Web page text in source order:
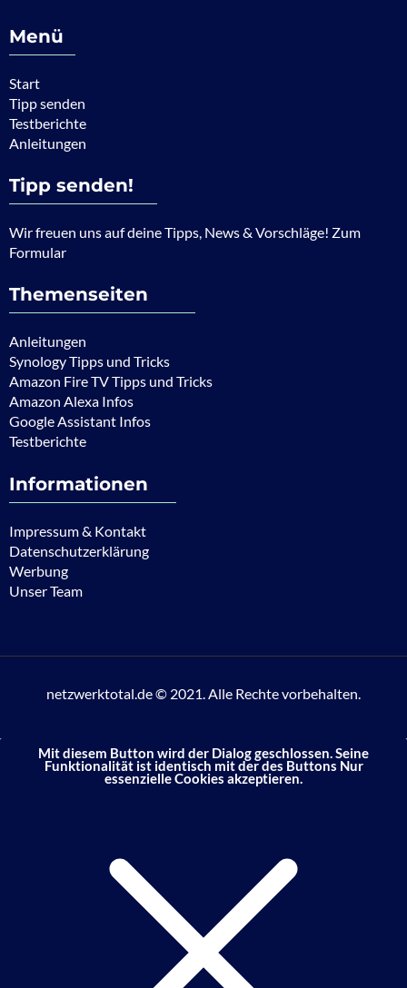
Menü
Start
Tipp senden
Testberichte
Anleitungen
Tipp senden!
Wir freuen uns auf deine Tipps, News & Vorschläge! Zum
Formular
Themenseiten
Anleitungen
Synology Tipps und Tricks
Amazon Fire TV Tipps und Tricks
Amazon Alexa Infos
Google Assistant Infos
Testberichte
Informationen
Impressum & Kontakt
Datenschutzerklärung
Werbung
Unser Team
netzwerktotal.de © 2021. Alle Rechte vorbehalten.
Mit diesem Button wird der Dialog geschlossen. Seine
Funktionalität ist identisch mit der des Buttons Nur
essenzielle Cookies akzeptieren.